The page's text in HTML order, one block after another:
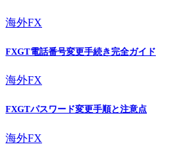
海外FX
FXGT電話番号変更手続き完全ガイド
海外FX
FXGTパスワード変更手順と注意点
海外FX